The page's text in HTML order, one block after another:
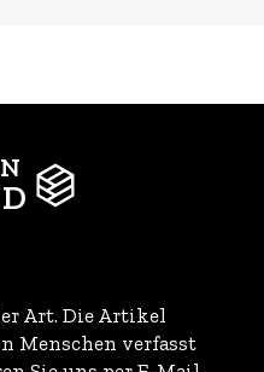
Art. Die Artikel
Menschen verfasst